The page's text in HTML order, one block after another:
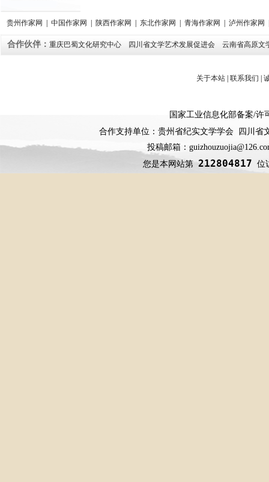
贵州作家网 | 中国作家网 | 陕西作家网 | 东北作家网 | 青海作家网 | 泸州作家网
合作伙伴： 重庆巴蜀文化研究中心 四川省文学艺术发展促进会 云南省高原文
关于本站| 联系我们 |
国家工业信息化部备案/许
合作支持单位：贵州省纪实文学学会 四川
投稿邮箱：
您是本网站第212804817